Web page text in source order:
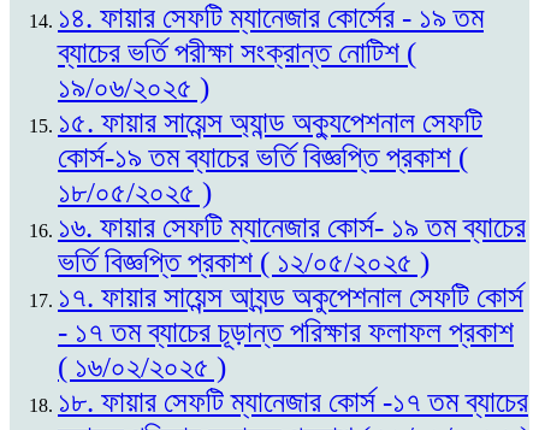
১৪. ফায়ার সেফটি ম্যানেজার কোর্সের - ১৯ তম
ব্যাচের ভর্তি পরীক্ষা সংক্রান্ত নোটিশ (
১৯/০৬/২০২৫ )
১৫. ফায়ার সায়েন্স অ্যান্ড অক্যুপেশনাল সেফটি
কোর্স-১৯ তম ব্যাচের ভর্তি বিজ্ঞপ্তি প্রকাশ (
১৮/০৫/২০২৫ )
১৬. ফায়ার সেফটি ম্যানেজার কোর্স- ১৯ তম ব্যাচের
ভর্তি বিজ্ঞপ্তি প্রকাশ ( ১২/০৫/২০২৫ )
১৭. ফায়ার সায়েন্স আ্যন্ড অকুপেশনাল সেফটি কোর্স
- ১৭ তম ব্যাচের চূড়ান্ত পরিক্ষার ফলাফল প্রকাশ
( ১৬/০২/২০২৫ )
১৮. ফায়ার সেফটি ম্যানেজার কোর্স -১৭ তম ব্যাচের